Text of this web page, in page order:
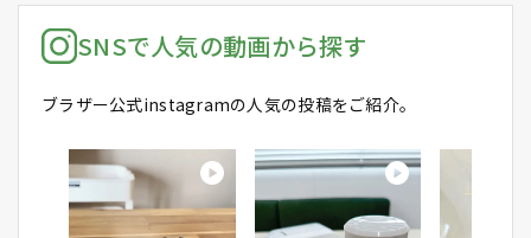
SNSで人気の動画から探す
ブラザー公式instagramの人気の投稿をご紹介。